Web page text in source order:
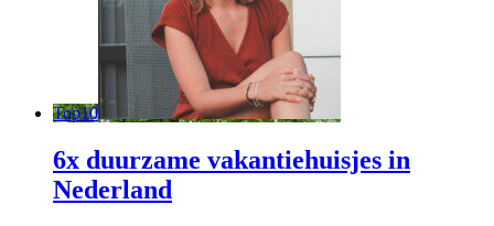
Top10
6x duurzame vakantiehuisjes in
Nederland